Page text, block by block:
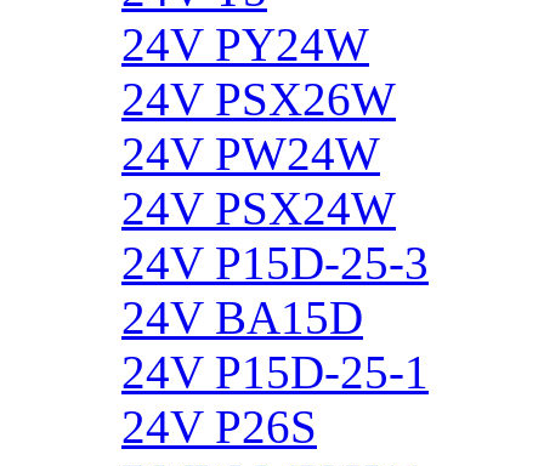
24V PY24W
24V PSX26W
24V PW24W
24V PSX24W
24V P15D-25-3
24V BA15D
24V P15D-25-1
24V P26S